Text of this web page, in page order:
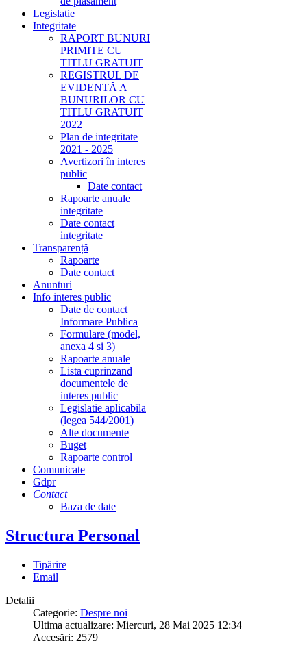
Legislatie
Integritate
RAPORT BUNURI
PRIMITE CU
TITLU GRATUIT
REGISTRUL DE
EVIDENTĂ A
BUNURILOR CU
TITLU GRATUIT
2022
Plan de integritate
2021 - 2025
Avertizori în interes
public
Date contact
Rapoarte anuale
integritate
Date contact
integritate
Transparență
Rapoarte
Date contact
Anunturi
Info interes public
Date de contact
Informare Publica
Formulare (model,
anexa 4 si 3)
Rapoarte anuale
Lista cuprinzand
documentele de
interes public
Legislatie aplicabila
(legea 544/2001)
Alte documente
Buget
Rapoarte control
Comunicate
Gdpr
Contact
Baza de date
Structura Personal
Tipărire
Email
Detalii
Categorie: Despre noi
Ultima actualizare: Miercuri, 28 Mai 2025 12:34
Accesări: 2579